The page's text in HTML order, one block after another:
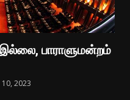
பாராளுமன்றம்
2023